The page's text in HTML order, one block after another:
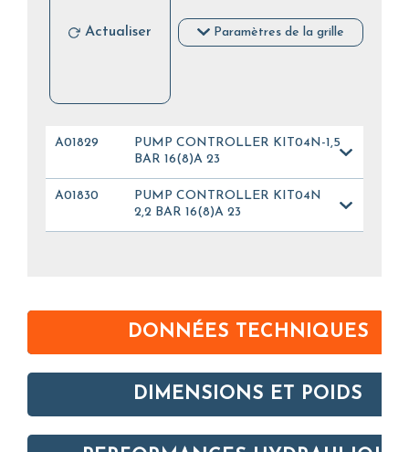
Actualiser Paramètres de la grille
A01829
PUMP CONTROLLER KIT04N-1,5
BAR 16(8)A 23
A01830
PUMP CONTROLLER KIT04N
2,2 BAR 16(8)A 23
DONNÉES TECHNIQUES
DIMENSIONS ET POIDS